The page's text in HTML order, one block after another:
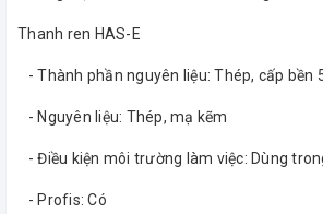
Thanh ren HAS-E
- Thành phần nguyên liệu: Thép, cấp bền
- Nguyên liệu: Thép, mạ kẽm
- Điều kiện môi trường làm việc: Dùng
- Profis: Có